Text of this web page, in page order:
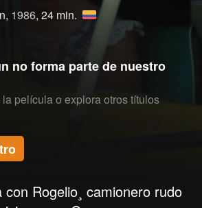
1986, 24 min.
no forma parte de nuestro
película o explora otros títulos
con Rogelio¸ camionero rudo